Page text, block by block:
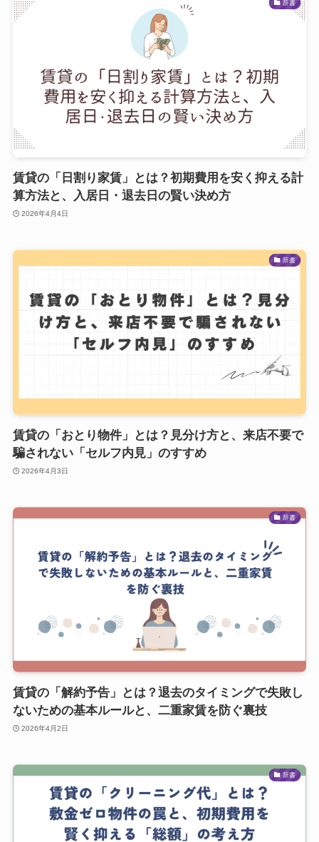
辞書
賃貸の「日割り家賃」とは？初期費用を安く抑える計
算方法と、入居日・退去日の賢い決め方
2026年4月4日
辞書
賃貸の「おとり物件」とは？見分け方と、来店不要で
騙されない「セルフ内見」のすすめ
2026年4月3日
辞書
賃貸の「解約予告」とは？退去のタイミングで失敗し
ないための基本ルールと、二重家賃を防ぐ裏技
2026年4月2日
辞書